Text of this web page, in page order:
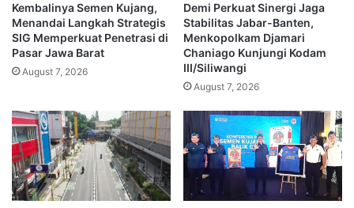
Kembalinya Semen Kujang,
Menandai Langkah Strategis
SIG Memperkuat Penetrasi di
Pasar Jawa Barat
August 7, 2026
Demi Perkuat Sinergi Jaga
Stabilitas Jabar-Banten,
Menkopolkam Djamari
Chaniago Kunjungi Kodam
III/Siliwangi
August 7, 2026